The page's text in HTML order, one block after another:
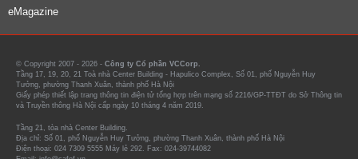
eMagazine
© Copyright 2007 - 2026 - Công ty Cổ phần VCCorp.
Tầng 17, 19, 20, 21 Toà nhà Center Building - Hapulico Complex, Số 01, phố Nguyễn Huy
Tưởng, phường Thanh Xuân, thành phố Hà Nội
Giấy phép thiết lập trang thông tin điện tử tổng hợp trên mạng số 2216/GP-TTĐT do Sở Thông tin
và Truyền thông Hà Nội cấp ngày 10 tháng 4 năm 2019.
Tầng 21, tòa nhà Center Building.
Địa chỉ: Số 01, phố Nguyễn Huy Tưởng, phường Thanh Xuân, thành phố Hà Nội
Điện thoại: 024 7309 5555 Máy lẻ 292. Fax: 024-39744082